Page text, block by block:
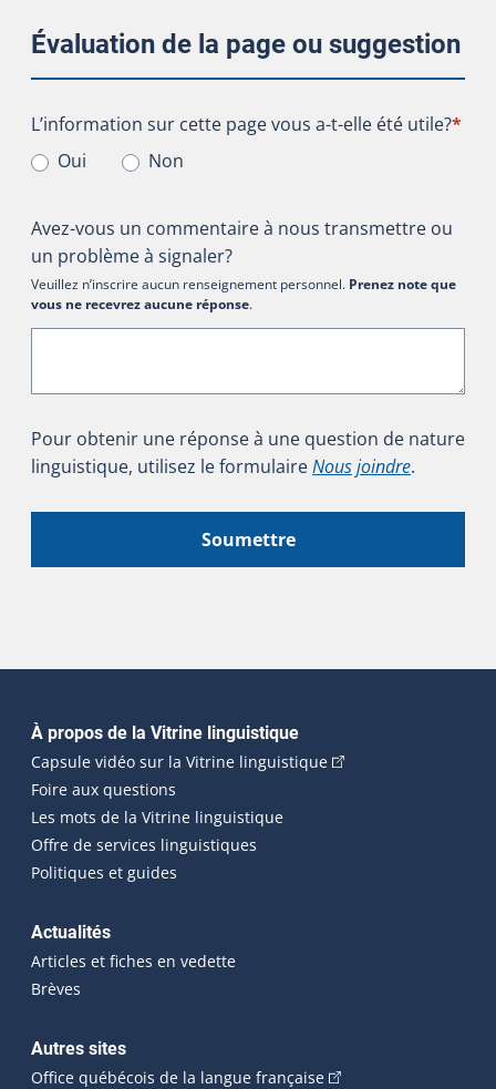
Évaluation de la page ou suggestion
L’information sur cette page vous a-t-elle été utile?
L’information sur cette page vous a-t-elle été utile?*
Oui
Non
Avez-vous un commentaire à nous transmettre ou
un problème à signaler?
Veuillez n’inscrire aucun renseignement personnel. Prenez note que
vous ne recevrez aucune réponse.
Pour obtenir une réponse à une question de nature
linguistique, utilisez le formulaireNous joindre.
Soumettre
Navigation principale
À propos de la Vitrine linguistique
Capsule vidéo sur la Vitrine linguistique(Cet hyperlien
Foire aux questions
Les mots de la Vitrine linguistique
Offre de services linguistiques
Politiques et guides
Actualités
Articles et fiches en vedette
Brèves
Autres sites
Office québécois de la langue française(Cet hyperlien